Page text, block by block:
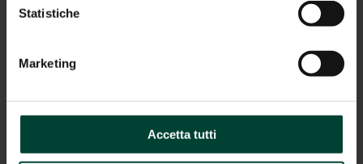
disposizione l'informativa completa, che ti illustrerà
anche i tuoi diritti in relazione al trattamento dei tuoi dati
COOKIES”).
Statistiche
Marketing
Accetta tutti
Privacy Policy